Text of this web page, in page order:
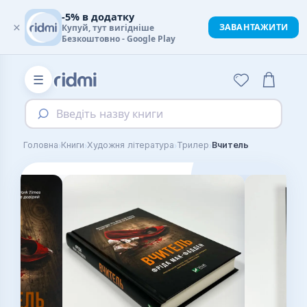
☰
Введіть назву книги
Головна›Книги›Художня література›Трилер›Вчитель
×
-5% в додатку
Купуй, тут вигідніше
Безкоштовно - Google Play
ЗАВАНТАЖИТИ